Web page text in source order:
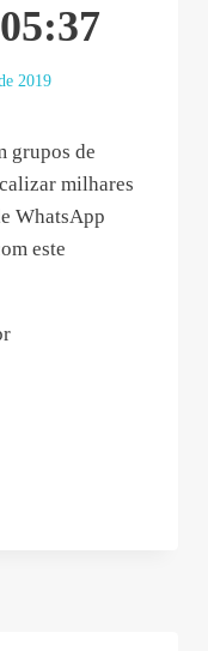
2019
grupos de
milhares
WhatsApp
este